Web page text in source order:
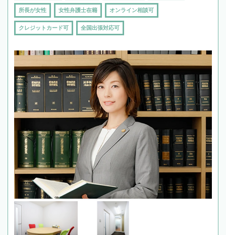
所長が女性 女性弁護士在籍 オンライン相談可
クレジットカード可 全国出張対応可